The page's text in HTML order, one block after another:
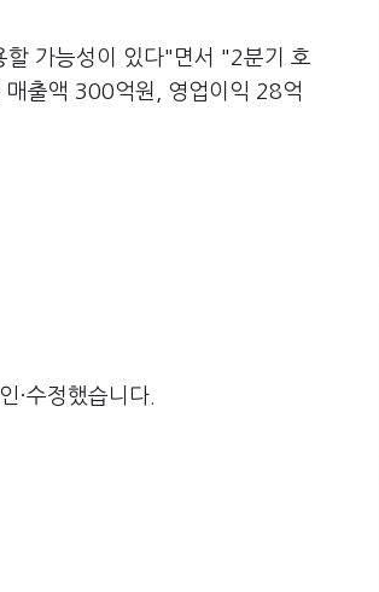
가능성이 있다"면서 "2분기 호
매출액 300억원, 영업이익 28억
·수정했습니다.